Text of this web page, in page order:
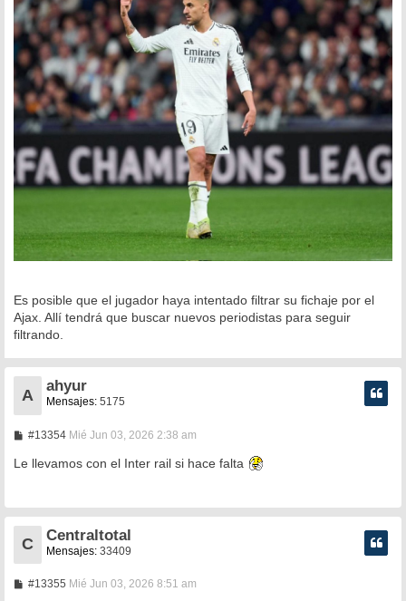
Es posible que el jugador haya intentado filtrar su fichaje por el
Ajax. Allí tendrá que buscar nuevos periodistas para seguir
filtrando.
A
ahyur
Mensajes: 5175
#13354M
n
s
e
Mié Jun 03, 2026 2:38 am
Le llevamos con el Inter rail si hace falta
C
Centraltotal
Mensajes: 33409
#13355MMié Jun 03, 2026 8:51 am